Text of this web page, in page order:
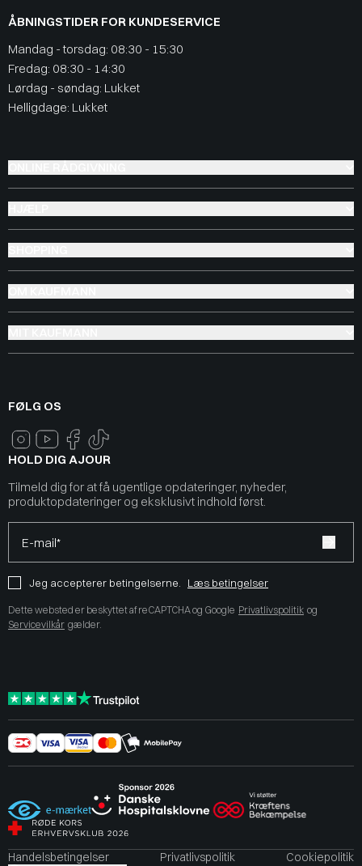
ÅBNINGSTIDER FOR KUNDESERVICE
Mandag - torsdag: 08:30 - 15:30
Fredag: 08:30 - 14:30
Lørdag - søndag: Lukket
Helligdage: Lukket
FØLG OS
HOLD DIG AJOUR
Tilmeld dig for at få ugentlige opdateringer, nyheder,
produktopdateringer og eksklusivt indhold først.
E-mail*
Jeg accepterer betingelserne. Læs betingelser
Dette websted er beskyttet af reCAPTCHA og Google Privatlivspolitik og
Servicevilkår gælder.
Handelsbetingelser Privatlivspolitik
Cookiepolitik